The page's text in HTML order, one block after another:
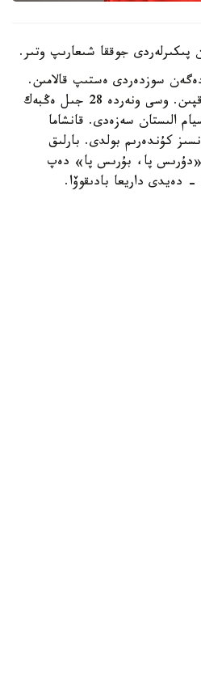
جوققا شىعارىپ وتىر.
سوزدەردى ەستىپ قالامىن.
ەشقانداي دا تەز بايىعان جوقپىن. وسى ونەردە 28 جىل ەڭبەك
الىستان سەزەدى. قانشاما
كۇندەرىم بولدى. بارلىق
پا، بۇرىس پا» دەپ
دەيدى داريعا بادىقوۆا.